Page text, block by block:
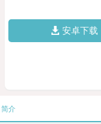
安卓下载
简介